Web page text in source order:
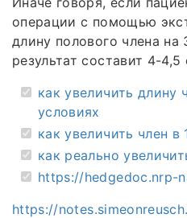
операции с помощью
длину полового члена
результат составит 4-4,5
как увеличить длину
условиях
как увеличить член в
как реально
https://hedgedoc.nrp-
https://